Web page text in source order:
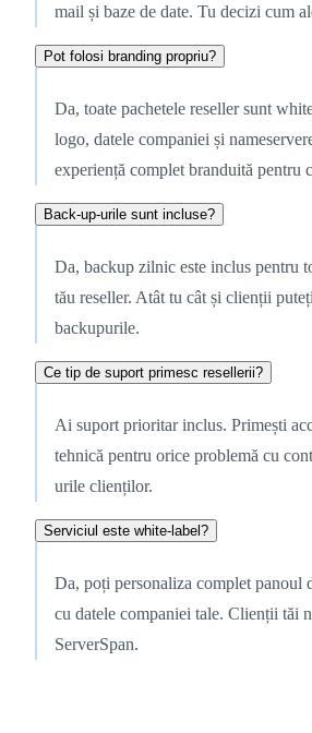
mail și baze de date. Tu decizi cum
Pot folosi branding propriu?
Da, toate pachetele reseller sunt
logo, datele companiei și
experiență complet branduită pentru
Back-up-urile sunt incluse?
Da, backup zilnic este inclus pentru
tău reseller. Atât tu cât și clienții
backupurile.
Ce tip de suport primesc resellerii?
Ai suport prioritar inclus. Primești
tehnică pentru orice problemă cu
urile clienților.
Serviciul este white-label?
Da, poți personaliza complet panoul
cu datele companiei tale. Clienții tăi
ServerSpan.